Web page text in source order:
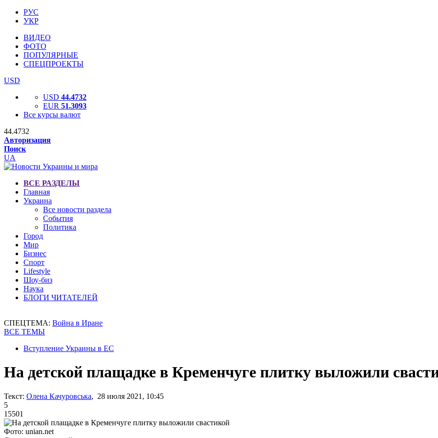
РУС
УКР
ВИДЕО
ФОТО
ПОПУЛЯРНЫЕ
СПЕЦПРОЕКТЫ
USD
USD 44.4732
EUR 51.3093
Все курсы валют
44.4732
Авторизация
Поиск
UA
ВСЕ РАЗДЕЛЫ
Главная
Украина
Все новости раздела
События
Политика
Город
Мир
Бизнес
Спорт
Lifestyle
Шоу-биз
Наука
БЛОГИ ЧИТАТЕЛЕЙ
СПЕЦТЕМА: Война в Иране
ВСЕ ТЕМЫ
Вступление Украины в ЕС
На детской плащадке в Кременчуге плитку выложили
Текст: Олена Качуровська, 28 июля 2021, 10:45
5
15501
Фото: unian.net